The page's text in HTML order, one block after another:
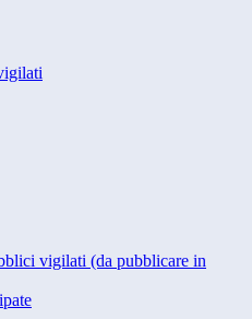
vigilati (da pubblicare in